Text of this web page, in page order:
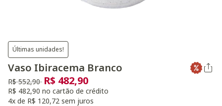
Últimas unidades!
Vaso Ibiracema Branco
Preço reduzido de
R$ 552,90 para
R$ 482,90
R$ 482,90 no cartão de crédito
4x de R$ 120,72 sem juros